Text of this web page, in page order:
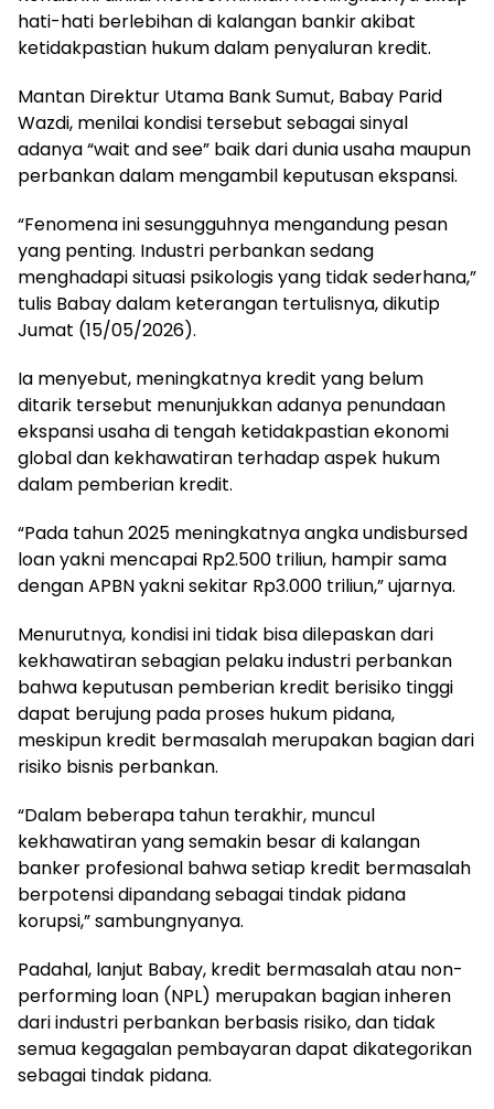
hati-hati berlebihan di kalangan bankir akibat
ketidakpastian hukum dalam penyaluran kredit.
Mantan Direktur Utama Bank Sumut, Babay Parid
Wazdi, menilai kondisi tersebut sebagai sinyal
adanya “wait and see” baik dari dunia usaha maupun
perbankan dalam mengambil keputusan ekspansi.
“Fenomena ini sesungguhnya mengandung pesan
yang penting. Industri perbankan sedang
menghadapi situasi psikologis yang tidak sederhana,”
tulis Babay dalam keterangan tertulisnya, dikutip
Jumat (15/05/2026).
Ia menyebut, meningkatnya kredit yang belum
ditarik tersebut menunjukkan adanya penundaan
ekspansi usaha di tengah ketidakpastian ekonomi
global dan kekhawatiran terhadap aspek hukum
dalam pemberian kredit.
“Pada tahun 2025 meningkatnya angka undisbursed
loan yakni mencapai Rp2.500 triliun, hampir sama
dengan APBN yakni sekitar Rp3.000 triliun,” ujarnya.
Menurutnya, kondisi ini tidak bisa dilepaskan dari
kekhawatiran sebagian pelaku industri perbankan
bahwa keputusan pemberian kredit berisiko tinggi
dapat berujung pada proses hukum pidana,
meskipun kredit bermasalah merupakan bagian dari
risiko bisnis perbankan.
“Dalam beberapa tahun terakhir, muncul
kekhawatiran yang semakin besar di kalangan
banker profesional bahwa setiap kredit bermasalah
berpotensi dipandang sebagai tindak pidana
korupsi,” sambungnyanya.
Padahal, lanjut Babay, kredit bermasalah atau non-
performing loan (NPL) merupakan bagian inheren
dari industri perbankan berbasis risiko, dan tidak
semua kegagalan pembayaran dapat dikategorikan
sebagai tindak pidana.